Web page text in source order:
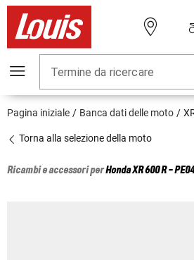
Termine da ricercare
Pagina iniziale Banca dati delle moto
Torna alla selezione della moto
Ricambi e accessori perHondaXR 600 R -